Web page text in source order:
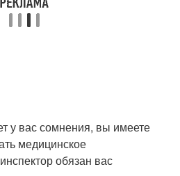
у вас сомнения, вы имеете
медицинское
обязан вас